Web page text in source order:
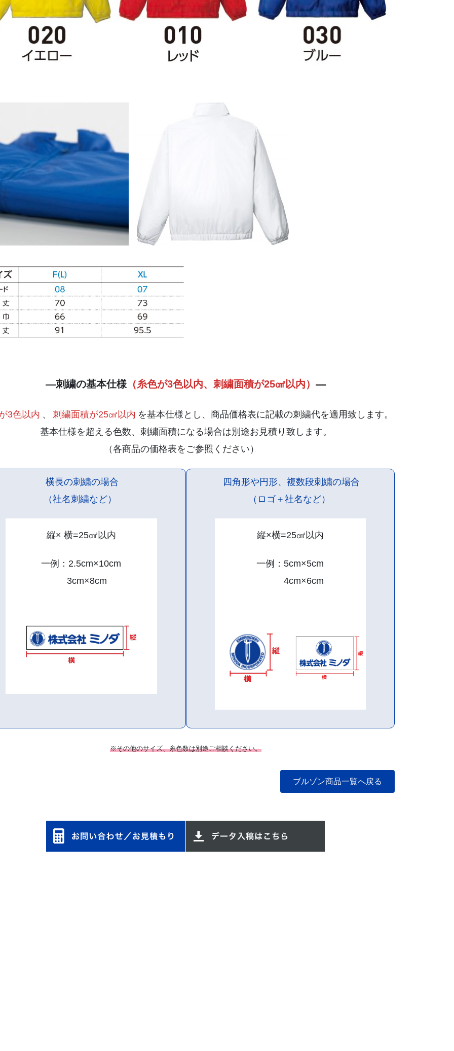
—刺繍の基本仕様 （糸色が3色以内、刺繍面積が25㎠以内） —
3色以内 、 刺繍面積が25㎠以内 を基本仕様とし、商品価格表に記載の刺繍代を適用致します。
基本仕様を超える色数、刺繍面積になる場合は別途お見積り致します。
（各商品の価格表をご参照ください）
横長の刺繍の場合
（社名刺繍など）
縦× 横=25㎠以内
一例：2.5cm×10cm
3cm×8cm
四角形や円形、複数段刺繍の場合
（ロゴ＋社名など）
縦×横=25㎠以内
一例：5cm×5cm
4cm×6cm
※その他のサイズ、糸色数は別途ご相談ください。
ブルゾン商品一覧へ戻る